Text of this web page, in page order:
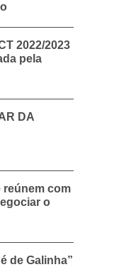
2022/2023
pela
DA
reúnem com
o
de Galinha”